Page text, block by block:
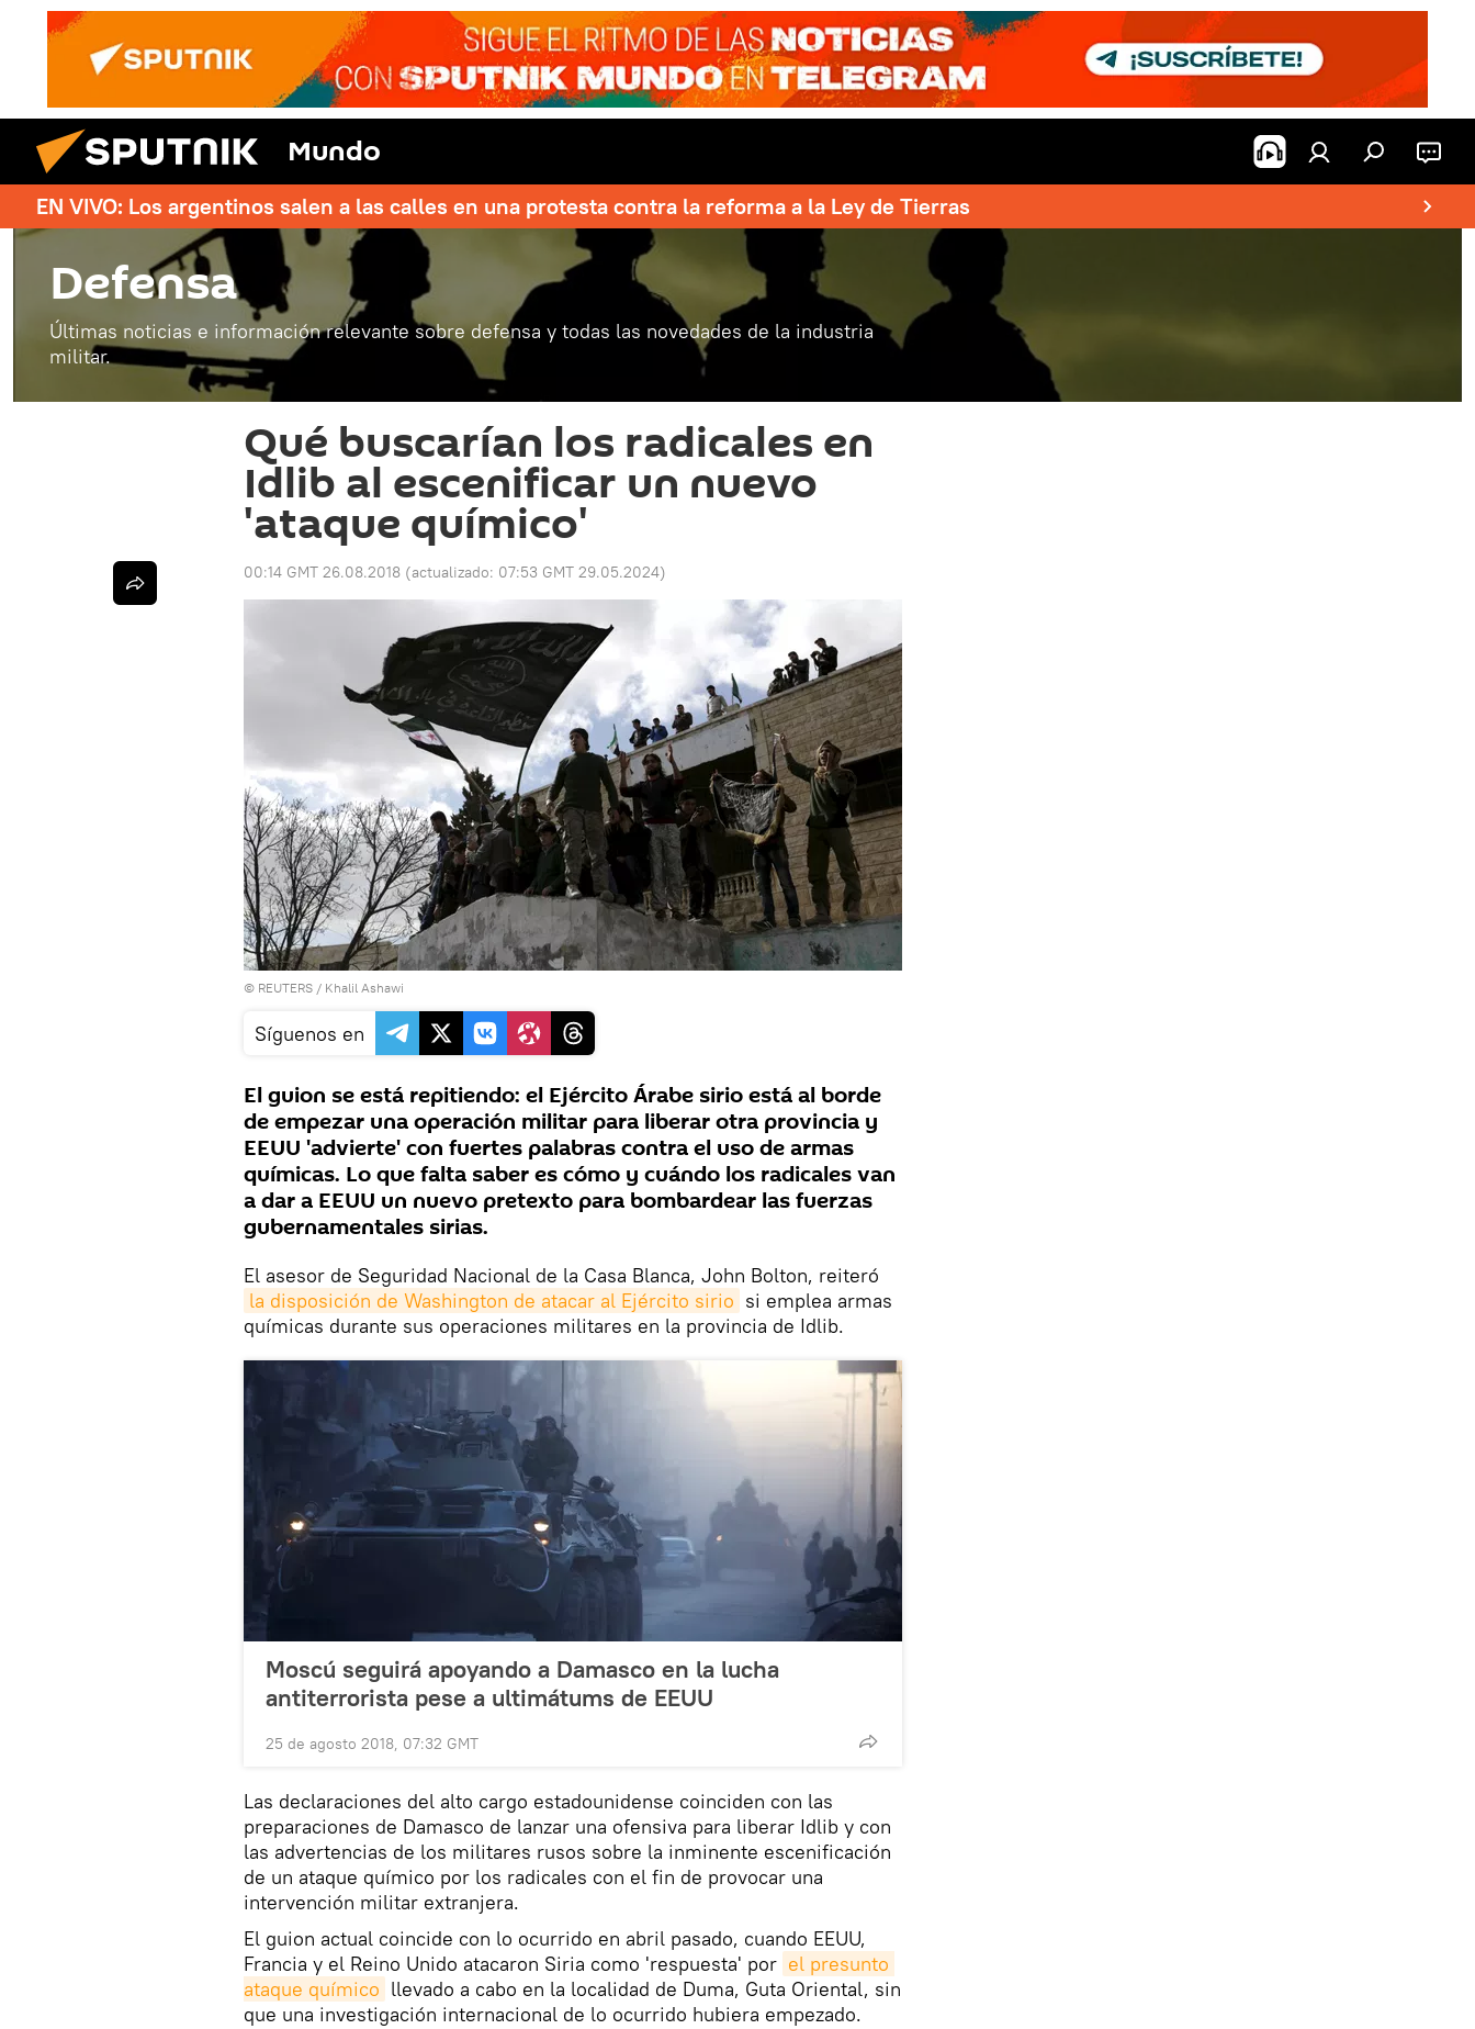
Mundo
EN VIVO: Los argentinos salen a las calles en una protesta contra la reforma a la Ley de Tierras
Defensa
Últimas noticias e información relevante sobre defensa y todas las novedades de la industria
militar.
Qué buscarían los radicales en
Idlib al escenificar un nuevo
'ataque químico'
00:14 GMT 26.08.2018 (actualizado: 07:53 GMT 29.05.2024)
© REUTERS / Khalil Ashawi
Síguenos en
El guion se está repitiendo: el Ejército Árabe sirio está al borde
de empezar una operación militar para liberar otra provincia y
EEUU 'advierte' con fuertes palabras contra el uso de armas
químicas. Lo que falta saber es cómo y cuándo los radicales van
a dar a EEUU un nuevo pretexto para bombardear las fuerzas
gubernamentales sirias.
El asesor de Seguridad Nacional de la Casa Blanca, John Bolton, reiteró
la disposición de Washington de atacar al Ejército sirio si emplea armas
químicas durante sus operaciones militares en la provincia de Idlib.
Moscú seguirá apoyando a Damasco en la lucha
antiterrorista pese a ultimátums de EEUU
25 de agosto 2018, 07:32 GMT
Las declaraciones del alto cargo estadounidense coinciden con las
preparaciones de Damasco de lanzar una ofensiva para liberar Idlib y con
las advertencias de los militares rusos sobre la inminente escenificación
de un ataque químico por los radicales con el fin de provocar una
intervención militar extranjera.
El guion actual coincide con lo ocurrido en abril pasado, cuando EEUU,
Francia y el Reino Unido atacaron Siria como 'respuesta' por el presunto
ataque químico llevado a cabo en la localidad de Duma, Guta Oriental, sin
que una investigación internacional de lo ocurrido hubiera empezado.